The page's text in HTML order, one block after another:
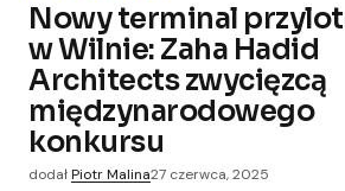
Nowy terminal
w Wilnie: Zaha Hadid
Architects zwycięzcą
międzynarodowego
konkursu
dodałPiotr Malina27 czerwca, 2025